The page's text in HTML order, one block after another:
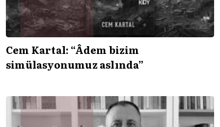
Cem Kartal: “Âdem bizim
simülasyonumuz aslında”